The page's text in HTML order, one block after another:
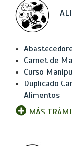
Carnet de
Curso
Duplicado
Alimentos
MÁS